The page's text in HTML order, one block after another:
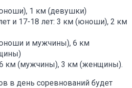
1 км (девушки)
и 17-18 лет: 3 км (юноши), 2 км
и мужчины), 6 км
6 км (мужчины), 3 км (женщины).
в день соревнований будет